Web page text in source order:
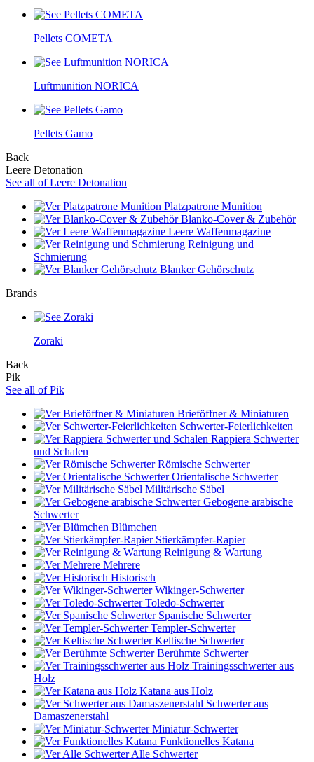
Pellets COMETA
Luftmunition NORICA
Pellets Gamo
Back
Leere Detonation
See all of Leere Detonation
Platzpatrone Munition
Blanko-Cover & Zubehör
Leere Waffenmagazine
Reinigung und
Schmierung
Blanker Gehörschutz
Brands
Zoraki
Back
Pik
See all of Pik
Brieföffner & Miniaturen
Schwerter-Feierlichkeiten
Rappiera Schwerter
und Schalen
Römische Schwerter
Orientalische Schwerter
Militärische Säbel
Gebogene arabische
Schwerter
Blümchen
Stierkämpfer-Rapier
Reinigung & Wartung
Mehrere
Historisch
Wikinger-Schwerter
Toledo-Schwerter
Spanische Schwerter
Templer-Schwerter
Keltische Schwerter
Berühmte Schwerter
Trainingsschwerter aus
Holz
Katana aus Holz
Schwerter aus
Damaszenerstahl
Miniatur-Schwerter
Funktionelles Katana
Alle Schwerter